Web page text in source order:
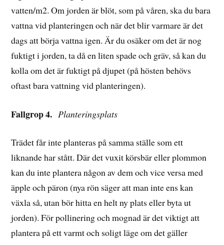
vatten/m2. Om jorden är blöt, som på våren, ska du bara
vattna vid planteringen och när det blir varmare är det
dags att börja vattna igen. Är du osäker om det är nog
fuktigt i jorden, ta då en liten spade och gräv, så kan du
kolla om det är fuktigt på djupet (på hösten behövs
oftast bara vattning vid planteringen).
Fallgrop 4. Planteringsplats
Trädet får inte planteras på samma ställe som ett
liknande har stått. Där det vuxit körsbär eller plommon
kan du inte plantera någon av dem och vice versa med
äpple och päron (nya rön säger att man inte ens kan
växla så, utan bör hitta en helt ny plats eller byta ut
jorden). För pollinering och mognad är det viktigt att
plantera på ett varmt och soligt läge om det gäller